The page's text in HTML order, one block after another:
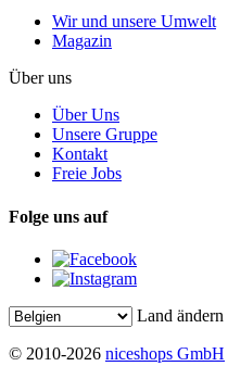
Wir und unsere Umwelt
Magazin
Über uns
Über Uns
Unsere Gruppe
Kontakt
Freie Jobs
Folge uns auf
Land ändern
© 2010-2026 niceshops GmbH